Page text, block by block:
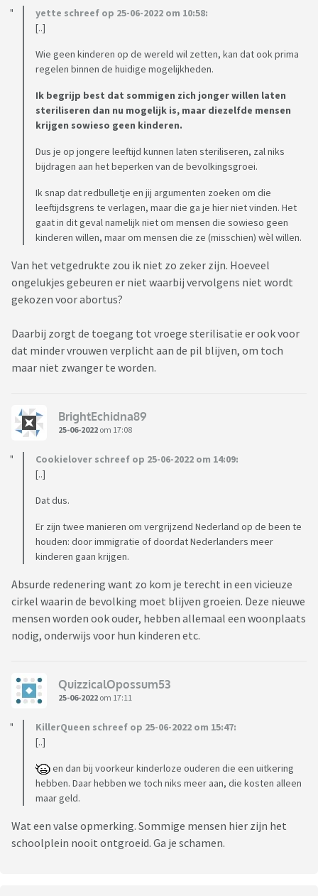
yette schreef op 25-06-2022 om 10:58:
[..]
Wie geen kinderen op de wereld wil zetten, kan dat ook prima
regelen binnen de huidige mogelijkheden.
Ik begrijp best dat sommigen zich jonger willen laten
steriliseren dan nu mogelijk is, maar diezelfde mensen
krijgen sowieso geen kinderen.
Dus je op jongere leeftijd kunnen laten steriliseren, zal niks
bijdragen aan het beperken van de bevolkingsgroei.
Ik snap dat redbulletje en jij argumenten zoeken om die
leeftijdsgrens te verlagen, maar die ga je hier niet vinden. Het
gaat in dit geval namelijk niet om mensen die sowieso geen
kinderen willen, maar om mensen die ze (misschien) wèl willen.
Van het vetgedrukte zou ik niet zo zeker zijn. Hoeveel
ongelukjes gebeuren er niet waarbij vervolgens niet wordt
gekozen voor abortus?
Daarbij zorgt de toegang tot vroege sterilisatie er ook voor
dat minder vrouwen verplicht aan de pil blijven, om toch
maar niet zwanger te worden.
BrightEchidna89
25-06-2022 om 17:08
Cookielover schreef op 25-06-2022 om 14:09:
[..]
Dat dus.
Er zijn twee manieren om vergrijzend Nederland op de been te
houden: door immigratie of doordat Nederlanders meer
kinderen gaan krijgen.
Absurde redenering want zo kom je terecht in een vicieuze
cirkel waarin de bevolking moet blijven groeien. Deze nieuwe
mensen worden ook ouder, hebben allemaal een woonplaats
nodig, onderwijs voor hun kinderen etc.
QuizzicalOpossum53
25-06-2022 om 17:11
KillerQueen schreef op 25-06-2022 om 15:47:
[..]
en dan bij voorkeur kinderloze ouderen die een uitkering
hebben. Daar hebben we toch niks meer aan, die kosten alleen
maar geld.
Wat een valse opmerking. Sommige mensen hier zijn het
schoolplein nooit ontgroeid. Ga je schamen.